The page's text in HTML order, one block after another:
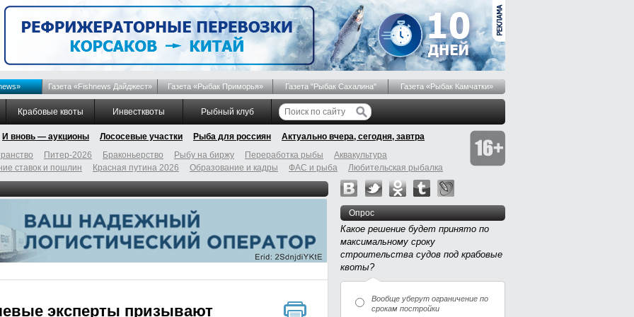
Газета «Fishnews Дайджест» Газета «Рыбак Приморья» Газета "Рыбак Сахалина" Газета «Рыбак Камчатки»
Крабовые квоты Инвестквоты Рыбный клуб
И вновь — аукционы Лососевые участки Рыба для россиян
Актуально вчера, сегодня, завтра
Питер-2026 Браконьерство Рыбу на биржу Переработка рыбы
Аквакультура
ставок и пошлин Красная путина 2026 Образование и кадры ФАС и рыба Любительская рыбалка
эксперты призывают
Опрос
Какое решение будет принято по
максимальному сроку
строительства судов под крабовые
квоты?
Вообще уберут ограничение по
срокам постройки